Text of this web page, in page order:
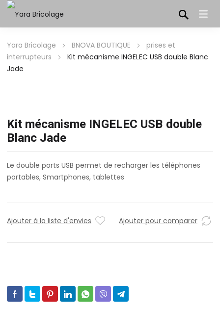
Yara Bricolage BNOVA BOUTIQUE
prises et
interrupteurs
Kit mécanisme INGELEC USB double Blanc
Jade
Kit mécanisme INGELEC USB double
Blanc Jade
Le double ports USB permet de recharger les téléphones
portables, Smartphones, tablettes
Ajouter à la liste d'envies Ajouter pour comparer